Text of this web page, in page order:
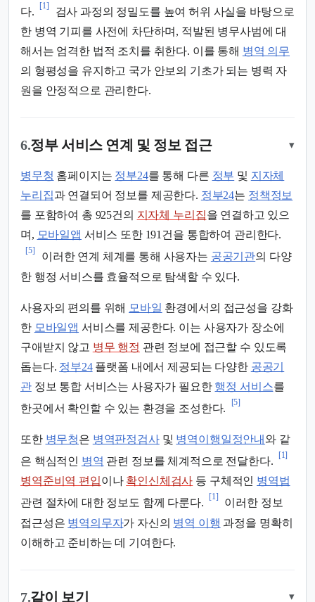
다.
[1]
검사 과정의 정밀도를 높여 허위 사실을 바탕으로
한 병역 기피를 사전에 차단하며, 적발된 병무사범에 대
해서는 엄격한 법적 조치를 취한다. 이를 통해 병역 의무
의 형평성을 유지하고 국가 안보의 기초가 되는 병력 자
원을 안정적으로 관리한다.
6.정부 서비스 연계 및 정보 접근 ▾
병무청 홈페이지는 정부24를 통해 다른 정부 및 지자체
누리집과 연결되어 정보를 제공한다. 정부24는 정책정보
를 포함하여 총 925건의 지자체 누리집을 연결하고 있으
며, 모바일앱 서비스 또한 191건을 통합하여 관리한다.
[5]
이러한 연계 체계를 통해 사용자는 공공기관의 다양
한 행정 서비스를 효율적으로 탐색할 수 있다.
사용자의 편의를 위해 모바일 환경에서의 접근성을 강화
한 모바일앱 서비스를 제공한다. 이는 사용자가 장소에
구애받지 않고 병무 행정 관련 정보에 접근할 수 있도록
돕는다. 정부24플랫폼 내에서 제공되는 다양한 공공기
관정보 통합 서비스는 사용자가 필요한 행정 서비스를
한곳에서 확인할 수 있는 환경을 조성한다.
[5]
또한 병무청은 병역판정검사및 병역이행일정안내 와 같
은 핵심적인 병역 관련 정보를 체계적으로 전달한다.
[1]
병역준비역 편입이나 확인신체검사 등 구체적인 병역법
관련 절차에 대한 정보도 함께 다룬다.
[1]
이러한 정보
접근성은 병역의무자가 자신의 병역 이행 과정을 명확히
이해하고 준비하는 데 기여한다.
7.같이 보기 ▾